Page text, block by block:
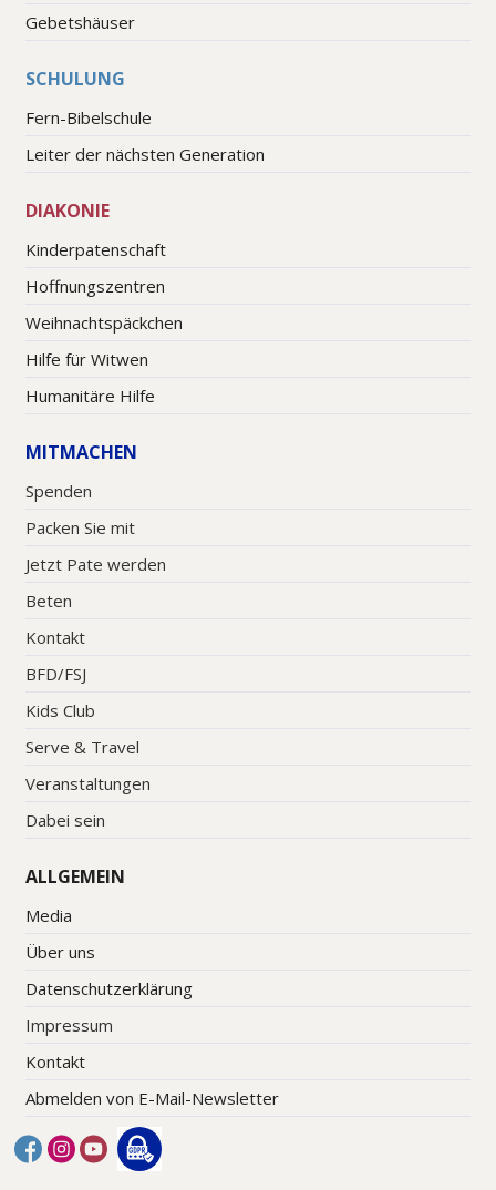
Gebetshäuser
SCHULUNG
Fern-Bibelschule
Leiter der nächsten Generation
DIAKONIE
Kinderpatenschaft
Hoffnungszentren
Weihnachtspäckchen
Hilfe für Witwen
Humanitäre Hilfe
MITMACHEN
Spenden
Packen Sie mit
Jetzt Pate werden
Beten
Kontakt
BFD/FSJ
Kids Club
Serve & Travel
Veranstaltungen
Dabei sein
ALLGEMEIN
Media
Über uns
Datenschutzerklärung
Impressum
Kontakt
Abmelden von E-Mail-Newsletter